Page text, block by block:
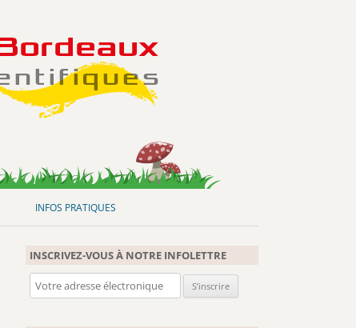
INFOS PRATIQUES
INSCRIVEZ-VOUS À NOTRE INFOLETTRE